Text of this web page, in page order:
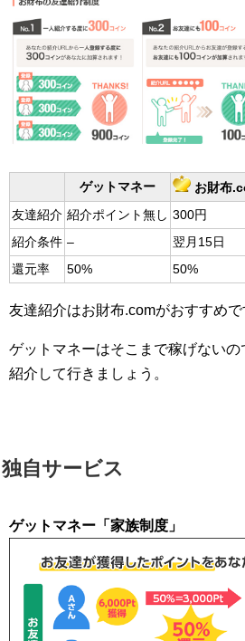
ゲットマネー
お財布
友達紹介 紹介ポイント無し 300円
紹介条件 –
翌月15日
還元率
50% 50%
友達紹介はお財布.comがおすすめで
ゲットマネーはそこまで稼げない
紹介して行きましょう。
独自サービス
ゲットマネー「家族制度」